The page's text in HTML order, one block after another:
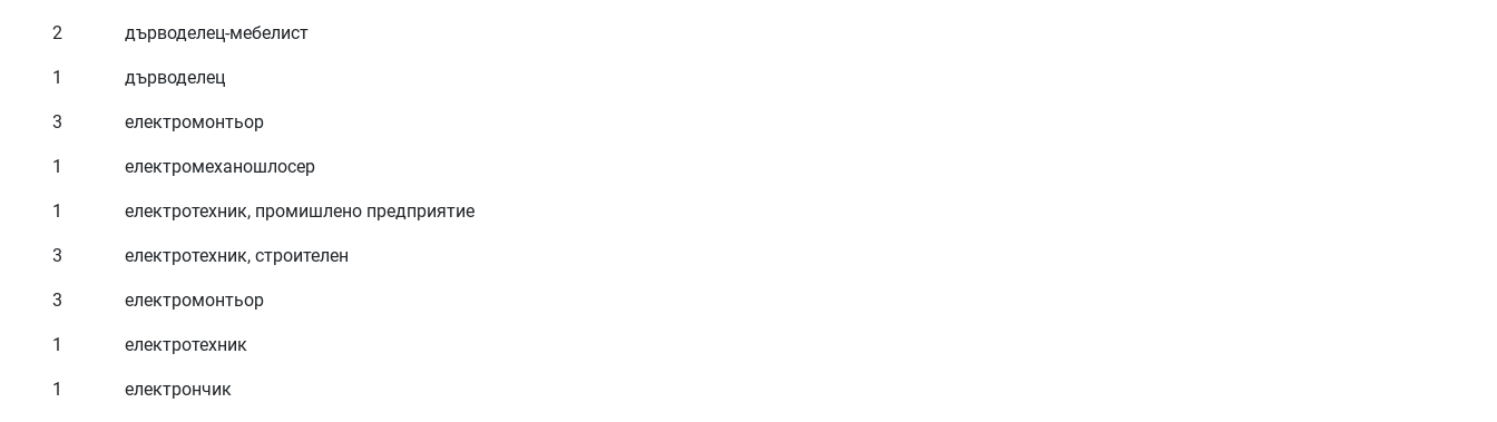
2 дърводелец-мебелист
1 дърводелец
3 електромонтьор
1 електромеханошлосер
1 електротехник, промишлено предприятие
3 електротехник, строителен
3 електромонтьор
1 електротехник
1 електрончик